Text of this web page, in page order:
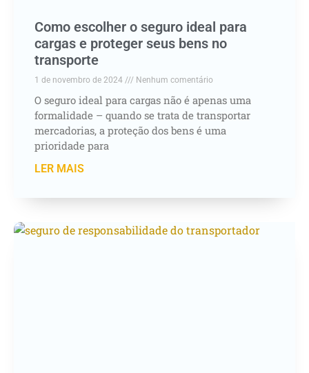
Como escolher o seguro ideal para
cargas e proteger seus bens no
transporte
1 de novembro de 2024 Nenhum comentário
O seguro ideal para cargas não é apenas uma
formalidade – quando se trata de transportar
mercadorias, a proteção dos bens é uma
prioridade para
LER MAIS